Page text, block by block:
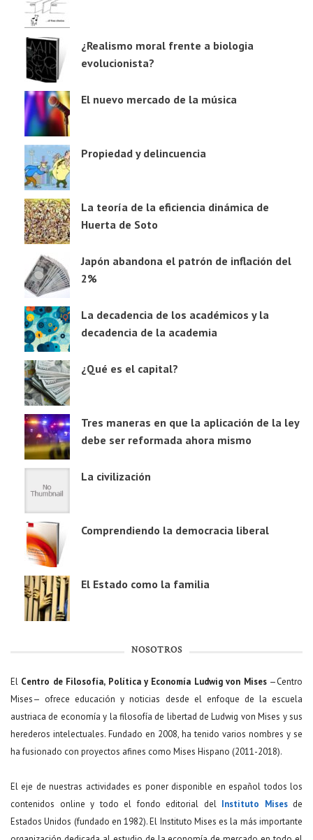
¿Realismo moral frente a biologia
evolucionista?
El nuevo mercado de la música
Propiedad y delincuencia
La teoría de la eficiencia dinámica de
Huerta de Soto
Japón abandona el patrón de inflación del
2%
La decadencia de los académicos y la
decadencia de la academia
¿Qué es el capital?
Tres maneras en que la aplicación de la ley
debe ser reformada ahora mismo
La civilización
Comprendiendo la democracia liberal
El Estado como la familia
NOSOTROS
El Centro de Filosofía, Política y Economía Ludwig von Mises—Centro
Mises— ofrece educación y noticias desde el enfoque de la escuela
austriaca de economía y la filosofía de libertad de Ludwig von Mises y sus
herederos intelectuales. Fundado en 2008, ha tenido varios nombres y se
ha fusionado con proyectos afines como Mises Hispano (2011-2018).
El eje de nuestras actividades es poner disponible en español todos los
contenidos online y todo el fondo editorial del Instituto Misesde
Estados Unidos (fundado en 1982). El Instituto Mises es la más importante